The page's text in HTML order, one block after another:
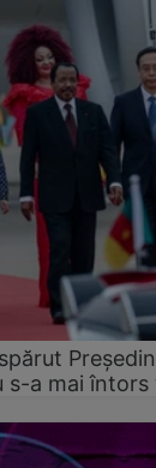
s-a mai întors